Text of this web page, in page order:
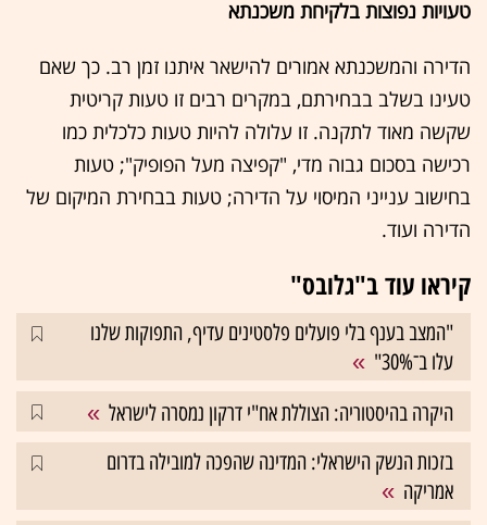
טעויות נפוצות בלקיחת משכנתא
הדירה והמשכנתא אמורים להישאר איתנו זמן רב. כך שאם
טעינו בשלב בבחירתם, במקרים רבים זו טעות קריטית
שקשה מאוד לתקנה. זו עלולה להיות טעות כלכלית כמו
רכישה בסכום גבוה מדי, "קפיצה מעל הפופיק"; טעות
בחישוב ענייני המיסוי על הדירה; טעות בבחירת המיקום של
הדירה ועוד.
קיראו עוד ב"גלובס"
"המצב בענף בלי פועלים פלסטינים עדיף, התפוקות שלנו
עלו ב־30%"
היקרה בהיסטוריה: הצוללת אח"י דרקון נמסרה לישראל
בזכות הנשק הישראלי: המדינה שהפכה למובילה בדרום
אמריקה